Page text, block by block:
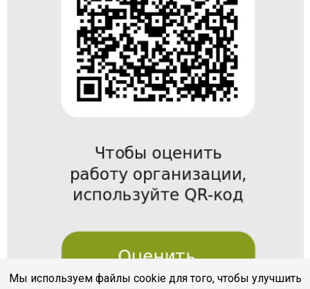
Мы используем файлы cookie для того, чтобы улучшить